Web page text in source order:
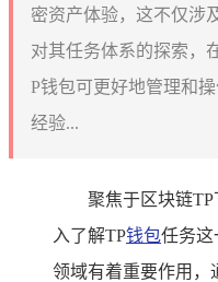
密资产体验，这不仅涉
对其任务体系的探索，
P钱包可更好地管理和
经验...
聚焦于区块链
入了解TP钱包任务这
领域有着重要作用，